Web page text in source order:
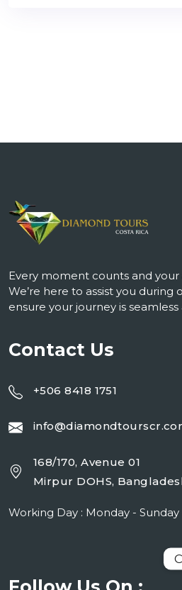
Every moment counts and your
We’re here to assist you during
ensure your journey is
Contact Us
+506 8418 1751
168/170, Avenue 01
Mirpur DOHS,
Working Day : Monday - Sunday